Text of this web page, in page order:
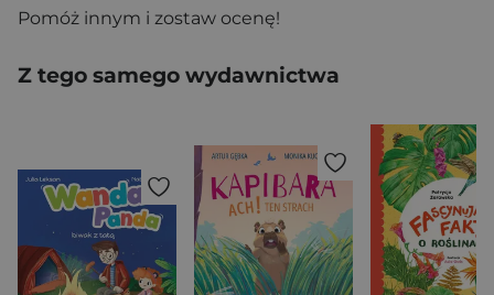
Pomóż innym i zostaw ocenę!
Z tego samego wydawnictwa